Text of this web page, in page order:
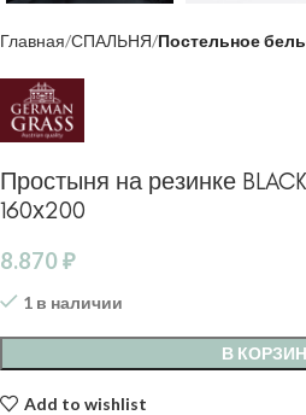
Главная СПАЛЬНЯ Постельное
Простыня на резинке BLACK
160х200
8.870₽
1 в наличии
В
Add to wishlist